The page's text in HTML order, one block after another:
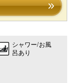
シャワー/お風
呂あり